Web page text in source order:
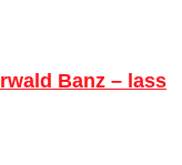
Banz – lass